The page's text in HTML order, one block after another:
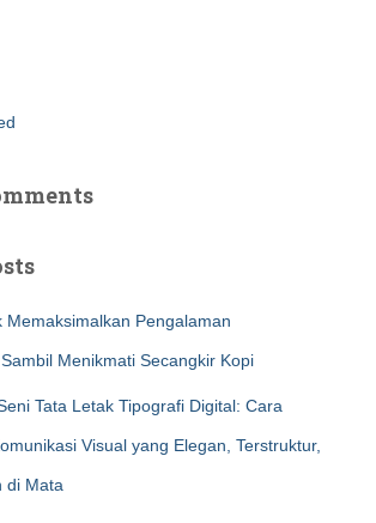
Memaksimalkan Pengalaman
Menikmati Secangkir Kopi
Tata Letak Tipografi Digital: Cara
Visual yang Elegan, Terstruktur,
di Mata